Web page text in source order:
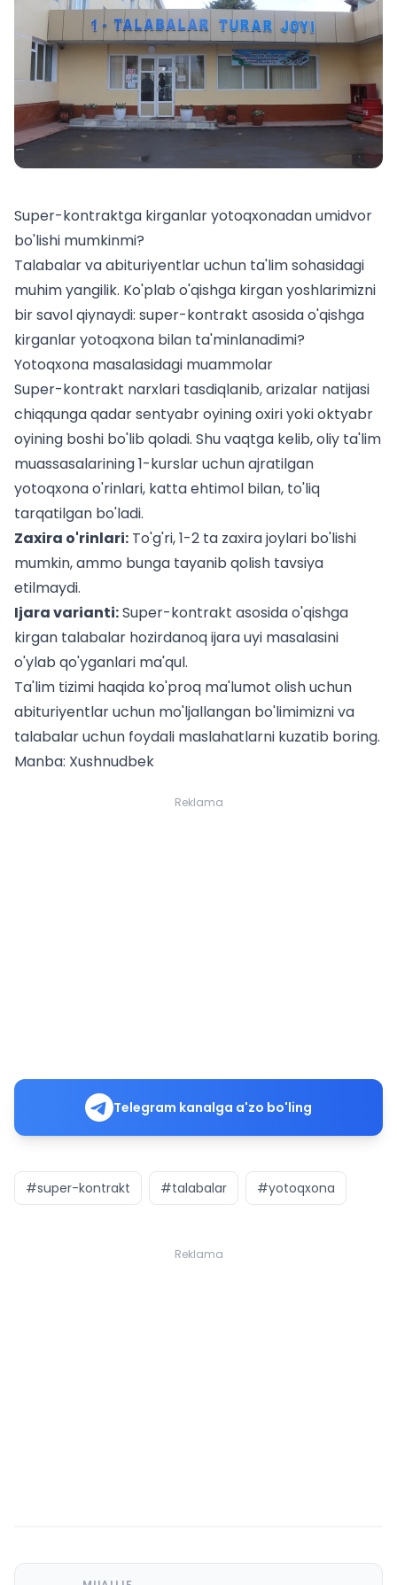
Super-kontraktga kirganlar yotoqxonadan umidvor
bo'lishi mumkinmi?
Talabalar va abituriyentlar uchun ta'lim sohasidagi
muhim yangilik. Ko'plab o'qishga kirgan yoshlarimizni
bir savol qiynaydi: super-kontrakt asosida o'qishga
kirganlar yotoqxona bilan ta'minlanadimi?
Yotoqxona masalasidagi muammolar
Super-kontrakt narxlari tasdiqlanib, arizalar natijasi
chiqqunga qadar sentyabr oyining oxiri yoki oktyabr
oyining boshi bo'lib qoladi. Shu vaqtga kelib, oliy ta'lim
muassasalarining 1-kurslar uchun ajratilgan
yotoqxona o'rinlari, katta ehtimol bilan, to'liq
tarqatilgan bo'ladi.
Zaxira o'rinlari: To'g'ri, 1-2 ta zaxira joylari bo'lishi
mumkin, ammo bunga tayanib qolish tavsiya
etilmaydi.
Ijara varianti:Super-kontrakt asosida o'qishga
kirgan talabalar hozirdanoq ijara uyi masalasini
o'ylab qo'yganlari ma'qul.
Ta'lim tizimi haqida ko'proq ma'lumot olish uchun
abituriyentlar uchun mo'ljallangan bo'limimizni va
talabalar uchun foydali maslahatlarni kuzatib boring.
Manba: Xushnudbek
Reklama
Telegram kanalga a'zo bo'ling
#super-kontrakt #talabalar #yotoqxona
Reklama